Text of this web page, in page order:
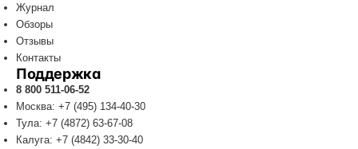
Журнал
Обзоры
Отзывы
Контакты
Поддержка
8 800 511-06-52
Москва: +7 (495) 134-40-30
Тула: +7 (4872) 63-67-08
Калуга: +7 (4842) 33-30-40